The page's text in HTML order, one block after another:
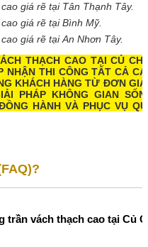
giá rẽ tại Tân Thạnh Tây.
giá rẽ tại Bình Mỹ.
giá rẽ tại An Nhơn Tây.
THẠCH CAO TẠI CỦ
NHẬN THI CÔNG TẤT CẢ
KHÁCH HÀNG TỪ ĐƠN
PHÁP KHÔNG GIAN
HÀNH VÀ PHỤC VỤ
trần vách thạch cao tại Củ